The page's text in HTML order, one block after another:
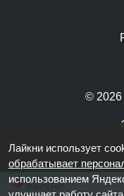
© 2026
Лайкни использует
обрабатывает
использованием